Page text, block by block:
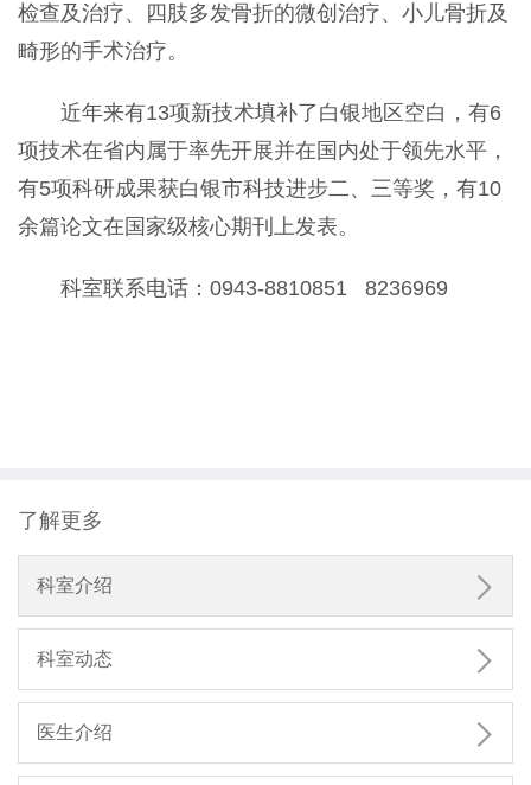
检查及治疗、四肢多发骨折的微创治疗、小儿骨折及
畸形的手术治疗。
近年来有13项新技术填补了白银地区空白，有6
项技术在省内属于率先开展并在国内处于领先水平，
有5项科研成果获白银市科技进步二、三等奖，有10
余篇论文在国家级核心期刊上发表。
科室联系电话：0943-8810851 8236969
了解更多
科室介绍 
科室动态 
医生介绍 